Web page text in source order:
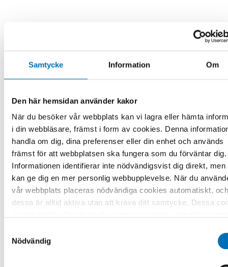
Samtycke Information Om
Den här hemsidan använder kakor
När du besöker vår webbplats kan vi lagra eller hämta
i din webbläsare, främst i form av cookies. Denna
handla om dig, dina preferenser eller din enhet och används
främst för att webbplatsen ska fungera som du förväntar dig.
Informationen identifierar inte nödvändigsvist dig direkt, men
kan ge dig en mer personlig webbupplevelse. När du
vår webbplats placeras nödvändiga cookies automatiskt, och
dessa är alltid aktiva utan att kräva ditt samtycke. Dessa
vilka ytterligare cookies (statistiska, preferens,
Nödvändig
ALKOHOL
Nordiskt samarbete: svammel eller